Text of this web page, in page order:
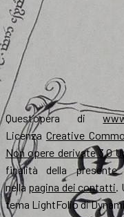
Quest’opera di
Licenza Creative
Non opere derivate 3.0
finalità della presente
nella pagina dei contatti.
tema LightFolio di